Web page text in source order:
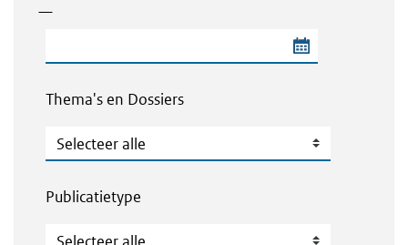
—
Thema's en Dossiers
Thema's en Dossiers
Publicatietype
Publicatietype